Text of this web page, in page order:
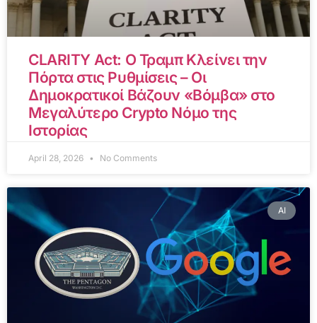
CLARITY Act: Ο Τραμπ Κλείνει την
Πόρτα στις Ρυθμίσεις – Οι
Δημοκρατικοί Βάζουν «Βόμβα» στο
Μεγαλύτερο Crypto Νόμο της
Ιστορίας
April 28, 2026 No Comments
AI